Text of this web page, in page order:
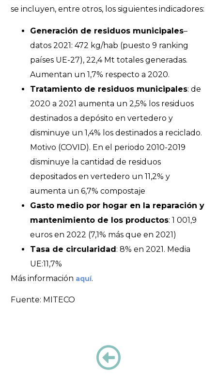
se incluyen, entre otros, los siguientes indicadores:
Generación de residuos municipales–
datos 2021: 472 kg/hab (puesto 9 ranking
países UE-27), 22,4 Mt totales generadas.
Aumentan un 1,7% respecto a 2020.
Tratamiento de residuos municipales: de
2020 a 2021 aumenta un 2,5% los residuos
destinados a depósito en vertedero y
disminuye un 1,4% los destinados a reciclado.
Motivo (COVID). En el periodo 2010-2019
disminuye la cantidad de residuos
depositados en vertedero un 11,2% y
aumenta un 6,7% compostaje
Gasto medio por hogar en la reparación y
mantenimiento de los productos: 1 001,9
euros en 2022 (7,1% más que en 2021)
Tasa de circularidad: 8% en 2021. Media
UE:11,7%
Más información aquí.
Fuente: MITECO